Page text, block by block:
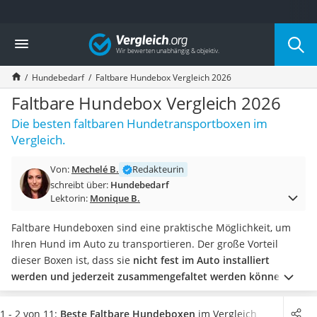
Die beliebtesten Vergleiche nach Kategorie
Drogerie
Inhalator
Haarschneider
Rollator
Braun Rasierer
Katzenklappe (Chip)
Rasierer
Massagepistole
Epilierer
Eiweißpulver
Magnesiumpräparat
Katzenklappe
Nackenmassagegerät
Zeckenschutz Katze
leichter Haartrockner
Vergleich
Hundebedarf Faltbare Hundebox Vergleich 2026
Faltbare Hundebox Vergleich 2026
Die besten faltbaren Hundetransportboxen im
Vergleich.
Von: Mechelé B.
Redakteurin
schreibt über: Hundebedarf
Lektorin: Monique B.
Faltbare Hundeboxen sind eine praktische Möglichkeit, um
Ihren Hund im Auto zu transportieren. Der große Vorteil
dieser Boxen ist, dass sie nicht fest im Auto installiert
werden und jederzeit zusammengefaltet werden können. In
gängigen Tests faltbarer Hundeboxen wird besonders auf die
verwendeten Materialien geachtet.Dabei schneiden
1 - 2 von 11: Beste Faltbare Hundeboxen im Vergleich